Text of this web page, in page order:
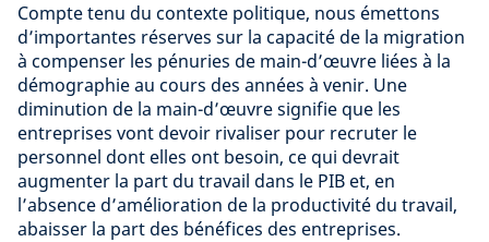
Compte tenu du contexte politique, nous émettons
d’importantes réserves sur la capacité de la migration
à compenser les pénuries de main-d’œuvre liées à la
démographie au cours des années à venir. Une
diminution de la main-d’œuvre signifie que les
entreprises vont devoir rivaliser pour recruter le
personnel dont elles ont besoin, ce qui devrait
augmenter la part du travail dans le PIB et, en
l’absence d’amélioration de la productivité du travail,
abaisser la part des bénéfices des entreprises.